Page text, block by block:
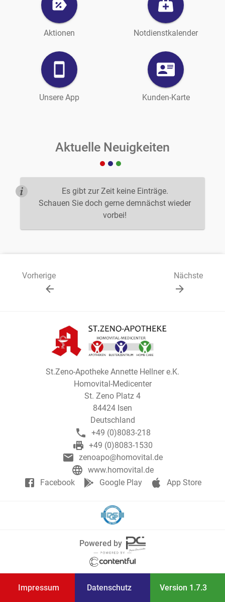
Aktionen Notdienstkalender
Unsere App Kunden-Karte
Aktuelle Neuigkeiten
Es gibt zur Zeit keine Einträge.
Schauen Sie doch gerne demnächst wieder
vorbei!
Vorherige Nächste
St.Zeno-Apotheke Annette Hellner e.K.
Homovital-Medicenter
St. Zeno Platz 4
84424 Isen
Deutschland
+49 (0)8083-218
+49 (0)8083-1530
zenoapo@homovital.de
www.homovital.de
Facebook
Google Play App Store
Powered by
Impressum Datenschutz Version 1.7.3